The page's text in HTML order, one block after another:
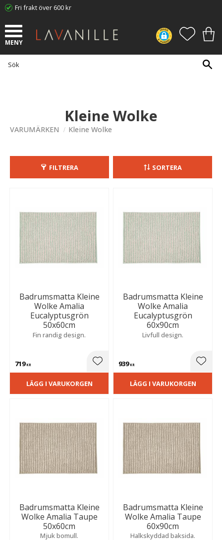
Fri frakt över 600 kr
Kleine Wolke
VARUMÄRKEN Kleine Wolke
FILTRERA SORTERA
Badrumsmatta Kleine
Wolke Amalia
Eucalyptusgrön
50x60cm
Fin randig design.
719KR Lägg till i favoriter
LÄGG I VARUKORGEN
Badrumsmatta Kleine
Wolke Amalia
Eucalyptusgrön
60x90cm
Livfull design.
939KR
LÄGG I VARUKORGEN
Badrumsmatta Kleine
Wolke Amalia Taupe
50x60cm
Mjuk bomull.
Badrumsmatta Kleine
Wolke Amalia Taupe
60x90cm
Halkskyddad baksida.